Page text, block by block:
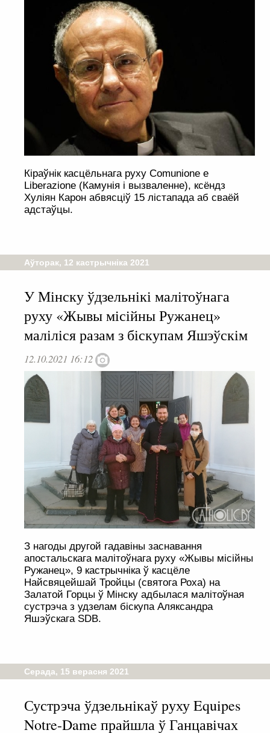
Кіраўнік касцёльнага руху Comunione e
Liberazione (Камунія і вызваленне), ксёндз
Хуліян Карон абвясціў 15 лістапада аб сваёй
адстаўцы.
Аўторак, 12 кастрычніка 2021
У Мінску ўдзельнікі малітоўнага
руху «Жывы місійны Ружанец»
маліліся разам з біскупам Яшэўскім
12.10.2021 16:12
З нагоды другой гадавіны заснавання
апостальскага малітоўнага руху «Жывы місійны
Ружанец», 9 кастрычніка ў касцёле
Найсвяцейшай Тройцы (святога Роха) на
Залатой Горцы ў Мінску адбылася малітоўная
сустрэча з удзелам біскупа Аляксандра
Яшэўскага SDB.
Серада, 15 верасня 2021
Сустрэча ўдзельнікаў руху Equipes
Notre-Dame прайшла ў Ганцавічах